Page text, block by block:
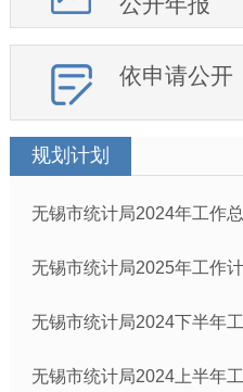
依申请公开
规划计划
无锡市统计局2024年工作
无锡市统计局2025年工作
无锡市统计局2024下半年
无锡市统计局2024上半年